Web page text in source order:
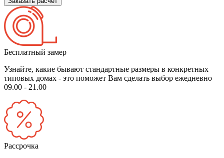
Бесплатный замер
Узнайте, какие бывают стандартные размеры в конкретных
типовых домах - это поможет Вам сделать выбор ежедневно
09.00 - 21.00
Рассрочка